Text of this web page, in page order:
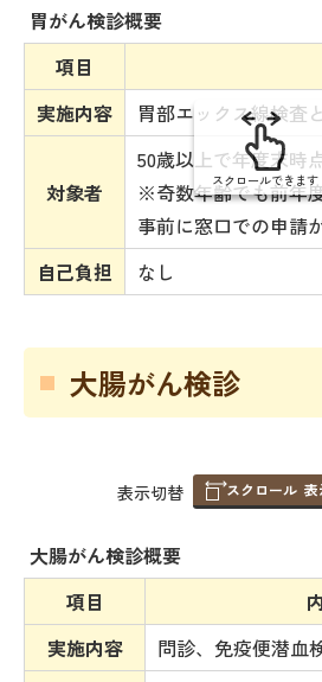
み
の
胃がん検診概要
項目
実施内容
胃部エックス線検査
対象者
50歳以上で年度末時
※奇数年齢でも前年
事前に窓口での申請
自己負担
なし
スクロールできます
大腸がん検診
表
み
の
表示切替 スクロール 表
大腸がん検診概要
項目
実施内容
問診、免疫便潜血